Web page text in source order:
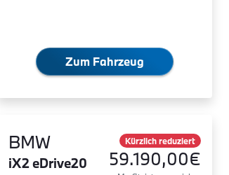
Zum Fahrzeug
BMW
iX2 eDrive20
Kürzlich reduziert
59.190,00€